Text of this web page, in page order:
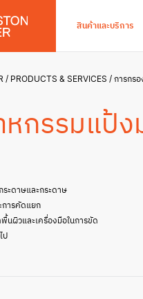
สินค้าและบริการ
PRODUCTS & SERVICES การกร
กรรมแป้ง
ระดาษและกระดาษ
การคัดแยก
ผิวและเครื่องมือในการขัด
ป